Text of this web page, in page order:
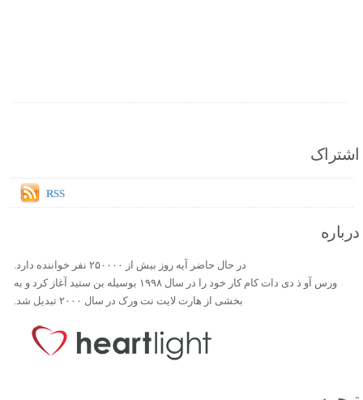
اشتراک
RSS
درباره
در حال حاضر آیه روز بیش از ۲۵۰۰۰۰ نفر خواننده دارد.
ورس آو ذ دی دات کام کار خود را در سال ۱۹۹۸ بوسیله بن ستید آغاز کرد و به
بخشی از هارت لایت نت ورک در سال ۲۰۰۰ تبدیل شد.